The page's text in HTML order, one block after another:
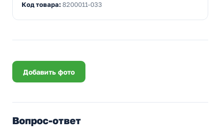
Код товара:8200011-033
Добавить фото
Вопрос-ответ